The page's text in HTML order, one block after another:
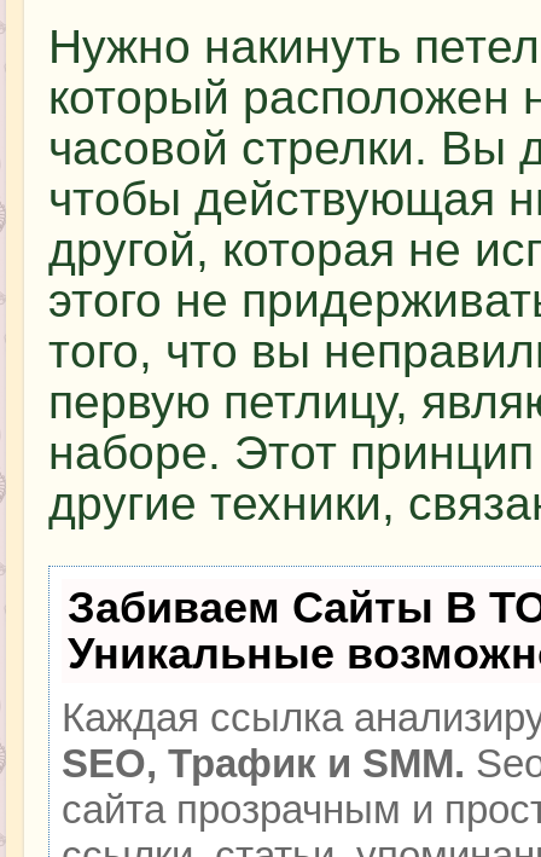
Нужно накинуть
который расположен
часовой стрелки. Вы
чтобы действующая
другой, которая не
этого не
того, что вы
первую петлицу,
наборе. Этот
другие техники,
Забиваем Сайты В
Уникальные
Каждая ссылка
SEO, Трафик и SMM.
сайта прозрачным и